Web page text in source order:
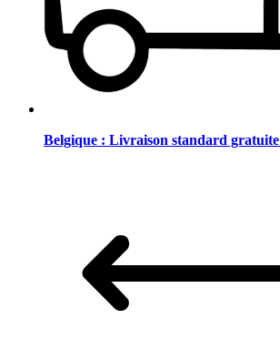
Belgique : Livraison standard gratuite